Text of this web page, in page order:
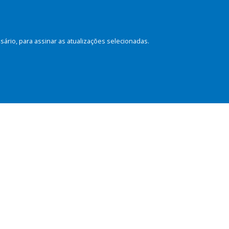
para assinar as atualizações selecionadas.